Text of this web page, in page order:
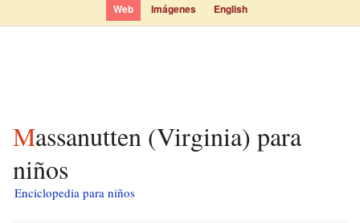
Web Imágenes English
Massanutten (Virginia) para
niños
Enciclopedia para niños